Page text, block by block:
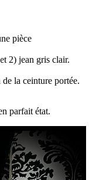
pièce
2) jean gris clair.
la ceinture portée.
parfait état.